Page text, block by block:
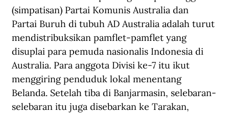
(simpatisan) Partai Komunis Australia dan
Partai Buruh di tubuh AD Australia adalah turut
mendistribuksikan pamflet-pamflet yang
disuplai para pemuda nasionalis Indonesia di
Australia. Para anggota Divisi ke-7 itu ikut
menggiring penduduk lokal menentang
Belanda. Setelah tiba di Banjarmasin, selebaran-
selebaran itu juga disebarkan ke Tarakan,